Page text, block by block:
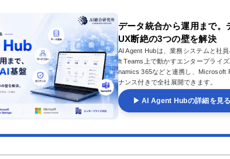
データ統合から運用まで。
UX断絶の3つの壁を解決
AI Agent Hubは、業務システムと社
ft Teams上で動かすエンタープライ
namics 365などと連携し、Microsoft
ナンス付きで全社展開できます。
▶ AI Agent Hubの詳細を見る